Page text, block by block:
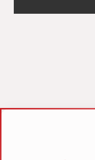
vdcasino güncel girişilbet